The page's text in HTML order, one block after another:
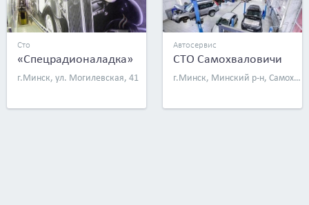
Сто
«Спецрадионаладка»
г.Минск, ул. Могилевская, 41
Автосервис
СТО Самохваловичи
г.Минск, Минский р-н, Самохваловичский с/с, аг. Самохваловичи, ул. Атолинская, д. 1